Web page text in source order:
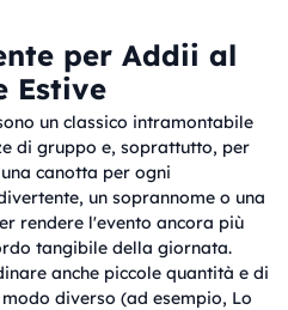
per Addii al
Estive
un classico intramontabile
di gruppo e, soprattutto, per
canotta per ogni
un soprannome o una
rendere l'evento ancora più
tangibile della giornata.
anche piccole quantità e di
diverso (ad esempio, Lo